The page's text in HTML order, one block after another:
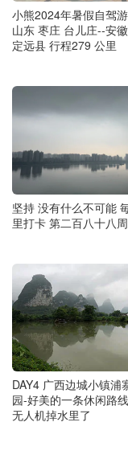
小熊2024年暑假自驾
山东 枣庄 台儿庄--安
定远县 行程279 公里
坚持 没有什么不可能
里打卡 第二百八十八周
DAY4 广西边城小镇浦
园-好美的一条休闲路
无人机掉水里了